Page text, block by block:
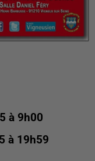
à 9h00
à 19h59